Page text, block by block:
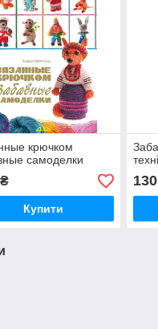
крючком
самоделки
Купити
130